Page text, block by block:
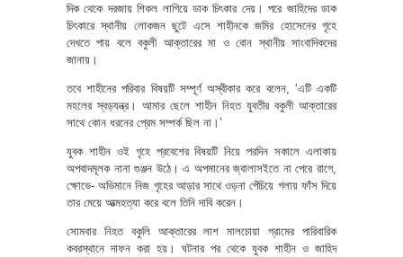
দিক থেকে দরজায় শিকল লাগিয়ে ডাক চিৎকার দেয়। পরে জাহিদের ডাক
চিৎকারে স্থানীয় লোকজন ছুটে এসে শাহীনকে জমির হোসেনের গৃহে
দেখতে পায় বলে বকুলী আক্তারের মা ও বোন স্থানীয় সাংবাদিকদের
জানায়।
তবে শাহীনের পরিবার বিষয়টি সম্পূর্ণ অস্বীকার করে বলেন, ‘এটি একটি
মহলের স্বড়যন্ত্র। আমার ছেলে শাহীন নিহত যুবতীর বকুলী আক্তারের
সাথে কোন ধরনের প্রেম সম্পর্ক ছিল না।’
যুবক শাহীন ওই গৃহে প্রবেশের বিষয়টি নিয়ে পরদিন সকালে এলাকায়
অপবাদমূলক নানা গুঞ্জন উঠে। এ অপমানের জ্বালাসইতে না পেরে রাগে,
ক্ষোভে- অভিমানে নিজ গৃহের আড়ার সাথে ওড়না পেঁচিয়ে গলায় ফাঁস দিয়ে
তার মেয়ে আত্মহত্যা করে বলে তিনি দাবি করেন।
সোমবার নিহত বকুলি আক্তারের লাশ মালচোয়া গ্রামের পারিবারিক
কবরস্থানে দাফন করা হয়। ঘটনার পর থেকে যুবক শাহীন ও জাহিদ